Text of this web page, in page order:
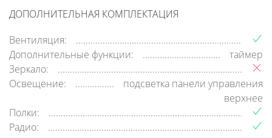
ДОПОЛНИТЕЛЬНАЯ КОМПЛЕКТАЦИЯ
Вентиляция:
Дополнительные функции:
таймер
Зеркало:
Освещение:
подсветка панели управления
верхнее
Полки:
Радио: